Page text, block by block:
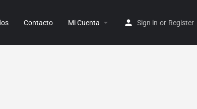
Contacto Mi Cuenta Sign in or Register